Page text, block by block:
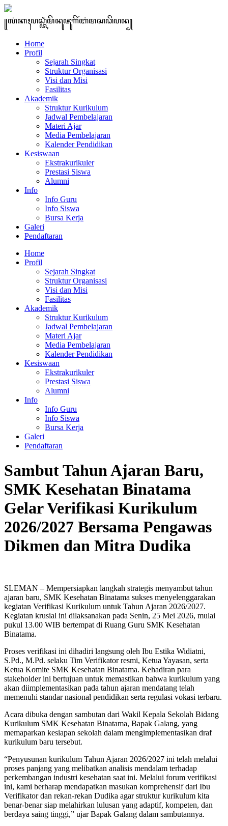
꧋ꦭꦁꦏꦃꦥꦱ꧀ꦠꦶꦩꦼꦤꦸꦗꦸꦒꦼꦂꦧꦁꦩꦱꦣꦼꦥꦤ꧀
Home
Profil
Sejarah Singkat
Struktur Organisasi
Visi dan Misi
Fasilitas
Akademik
Struktur Kurikulum
Jadwal Pembelajaran
Materi Ajar
Media Pembelajaran
Kalender Pendidikan
Kesiswaan
Ekstrakurikuler
Prestasi Siswa
Alumni
Info
Info Guru
Info Siswa
Bursa Kerja
Galeri
Pendaftaran
Home
Profil
Sejarah Singkat
Struktur Organisasi
Visi dan Misi
Fasilitas
Akademik
Struktur Kurikulum
Jadwal Pembelajaran
Materi Ajar
Media Pembelajaran
Kalender Pendidikan
Kesiswaan
Ekstrakurikuler
Prestasi Siswa
Alumni
Info
Info Guru
Info Siswa
Bursa Kerja
Galeri
Pendaftaran
Sambut Tahun Ajaran Baru,
SMK Kesehatan Binatama
Gelar Verifikasi Kurikulum
2026/2027 Bersama Pengawas
Dikmen dan Mitra Dudika
SLEMAN – Mempersiapkan langkah strategis menyambut tahun
ajaran baru, SMK Kesehatan Binatama sukses menyelenggarakan
kegiatan Verifikasi Kurikulum untuk Tahun Ajaran 2026/2027.
Kegiatan krusial ini dilaksanakan pada Senin, 25 Mei 2026, mulai
pukul 13.00 WIB bertempat di Ruang Guru SMK Kesehatan
Binatama.
Proses verifikasi ini dihadiri langsung oleh Ibu Estika Widiatni,
S.Pd., M.Pd. selaku Tim Verifikator resmi, Ketua Yayasan, serta
Ketua Komite SMK Kesehatan Binatama. Kehadiran para
stakeholder ini bertujuan untuk memastikan bahwa kurikulum yang
akan diimplementasikan pada tahun ajaran mendatang telah
memenuhi standar nasional pendidikan serta regulasi vokasi terbaru.
Acara dibuka dengan sambutan dari Wakil Kepala Sekolah Bidang
Kurikulum SMK Kesehatan Binatama, Bapak Galang, yang
memaparkan kesiapan sekolah dalam mengimplementasikan draf
kurikulum baru tersebut.
“Penyusunan kurikulum Tahun Ajaran 2026/2027 ini telah melalui
proses panjang yang melibatkan analisis mendalam terhadap
perkembangan industri kesehatan saat ini. Melalui forum verifikasi
ini, kami berharap mendapatkan masukan komprehensif dari Ibu
Verifikator dan rekan-rekan Dudika agar struktur kurikulum kita
benar-benar siap melahirkan lulusan yang adaptif, kompeten, dan
berdaya saing tinggi,” ujar Bapak Galang dalam sambutannya.